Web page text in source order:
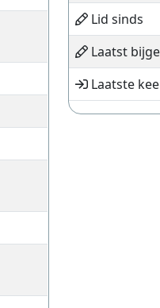
Lid sinds
Laatst
Laatste